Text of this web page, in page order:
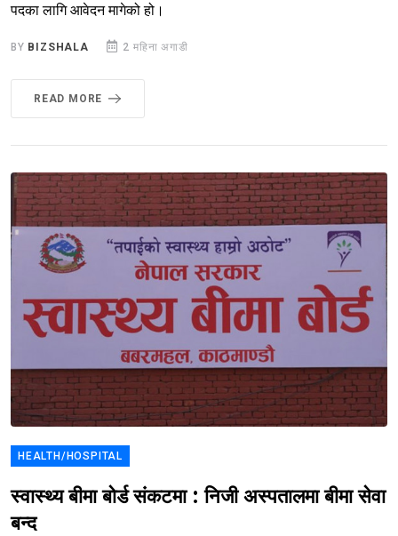
पदका लागि आवेदन मागेको हो।
BY BIZSHALA 2 महिना अगाडी
READ MORE
HEALTH/HOSPITAL
स्वास्थ्य बीमा बोर्ड संकटमा : निजी अस्पतालमा बीमा सेवा
बन्द